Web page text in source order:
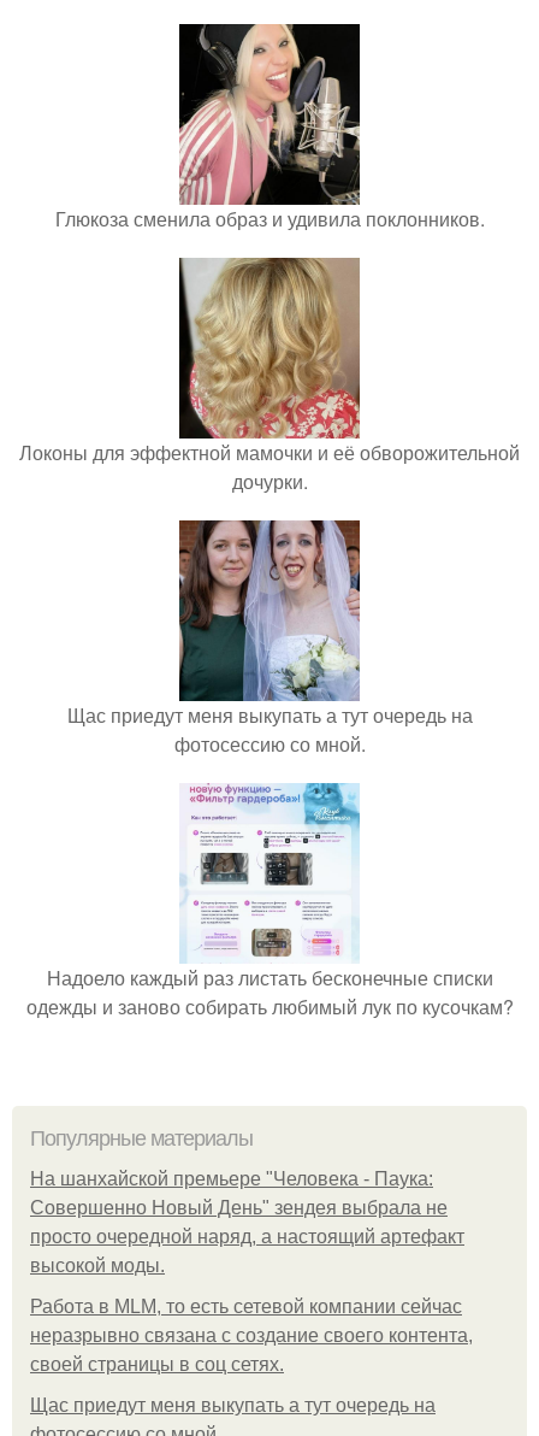
Глюкоза сменила образ и удивила поклонников.
Локоны для эффектной мамочки и её обворожительной
дочурки.
Щас приедут меня выкупать а тут очередь на
фотосессию со мной.
Надоело каждый раз листать бесконечные списки
одежды и заново собирать любимый лук по кусочкам?
Популярные материалы
На шанхайской премьере "Человека - Паука:
Совершенно Новый День" зендея выбрала не
просто очередной наряд, а настоящий артефакт
высокой моды.
Работа в MLM, то есть сетевой компании сейчас
неразрывно связана с создание своего контента,
своей страницы в соц сетях.
Щас приедут меня выкупать а тут очередь на